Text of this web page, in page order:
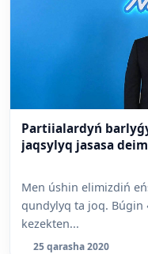
Partiialardyń
jaqsylyq jasasa
Men úshin elimizdiń
qundylyq ta joq. Búgin
kezekten...
25 qarasha 2020